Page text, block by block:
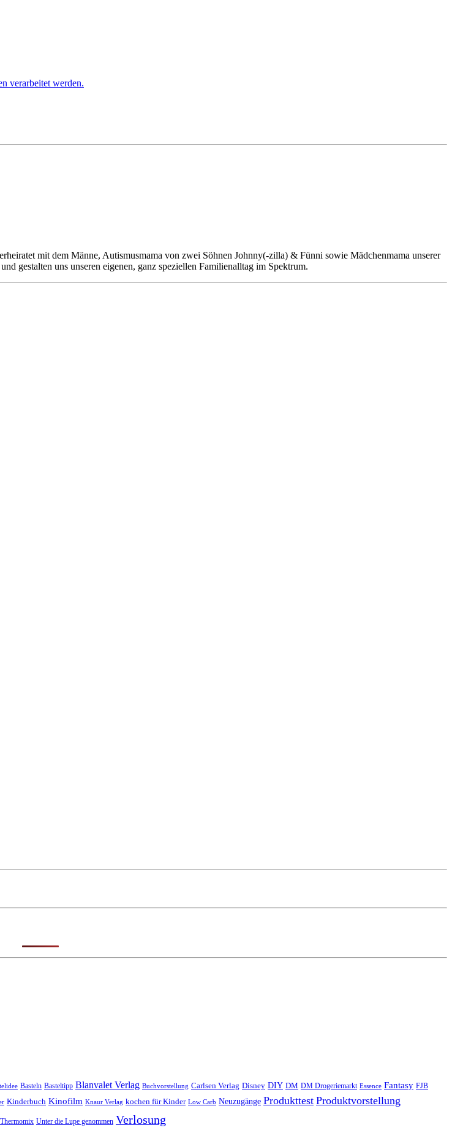
verarbeitet werden.
mit dem Männe, Autismusmama von zwei Söhnen Johnny(-zilla) & Fünni sowie Mädchenmama unserer
gestalten uns unseren eigenen, ganz speziellen Familienalltag im Spektrum.
Basteln Basteltipp Blanvalet Verlag Buchvorstellung Carlsen Verlag Disney DIY DM DM Drogeriemarkt Essence Fantasy FJB
Kinderbuch Kinofilm Knaur Verlag kochen für Kinder Low Carb Neuzugänge Produkttest Produktvorstellung
Thermomix Unter die Lupe genommen Verlosung